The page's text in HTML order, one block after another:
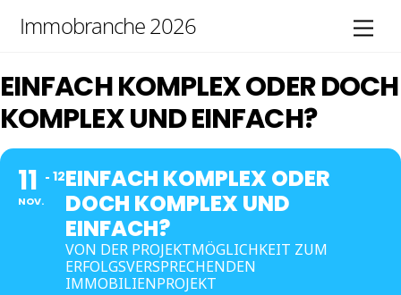
Immobranche 2026
EINFACH KOMPLEX ODER DOCH
KOMPLEX UND EINFACH?
11
NOV.
12EINFACH KOMPLEX ODER
DOCH KOMPLEX UND
EINFACH?
VON DER PROJEKTMÖGLICHKEIT ZUM
ERFOLGSVERSPRECHENDEN
IMMOBILIENPROJEKT